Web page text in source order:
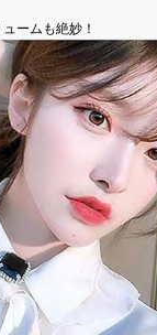
ームも絶妙！